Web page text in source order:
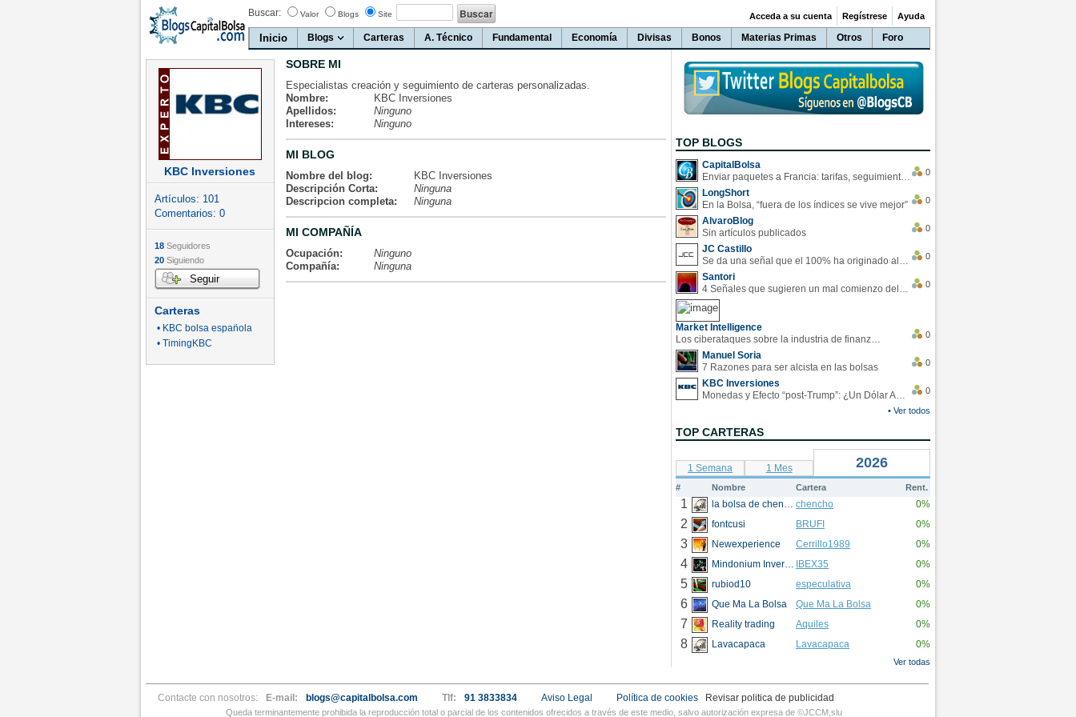
Buscar: Valor Blogs Site
Inicio Blogs Carteras A. Técnico Fundamental Economía Divisas Bonos Materias Primas Otros Foro
Acceda a su cuenta Regístrese Ayuda
KBC Inversiones
Artículos: 101
Comentarios: 0
18 Seguidores
20 Siguiendo
Seguir
Carteras
• KBC bolsa española
• TimingKBC
SOBRE MI
Especialistas creación y seguimiento de carteras personalizadas.
Nombre:
KBC Inversiones
Apellidos:
Ninguno
Intereses:
Ninguno
MI BLOG
Nombre del blog:
KBC Inversiones
Descripción Corta:
Ninguna
Descripcion completa:
Ninguna
MI COMPAÑÍA
Ocupación:
Ninguno
Compañía:
Ninguna
TOP BLOGS
CapitalBolsa
Enviar paquetes a Francia: tarifas, seguimiento y ventajas destacadas
0
LongShort
En la Bolsa, “fuera de los índices se vive mejor”
0
AlvaroBlog
Sin artículos publicados
0
JC Castillo
Se da una señal que el 100% ha originado alzas en las bolsas
0
Santori
4 Señales que sugieren un mal comienzo del 3T de la economía EEUU
0
Market Intelligence
Los ciberataques sobre la industria de finanzas se han duplicado este año
0
Manuel Soria
7 Razones para ser alcista en las bolsas
0
KBC Inversiones
Monedas y Efecto “post-Trump”: ¿Un Dólar Americano operando en rangos?
0
• Ver todos
TOP CARTERAS
1 Semana 1 Mes 2026
# Nombre Cartera Rent.
1 la bolsa de chencho chencho 0%
2 fontcusi BRUFI 0%
3 Newexperience Cerrillo1989 0%
4 Mindonium Inversions IBEX35 0%
5 rubiod10 especulativa 0%
6 Que Ma La Bolsa Que Ma La Bolsa 0%
7 Reality trading Aquiles 0%
8 Lavacapaca Lavacapaca 0%
Ver todas
Contacte con nosotros: E-mail: blogs@capitalbolsa.com Tlf: 91 3833834 Aviso Legal Revisar politica de publicidad
Política de cookies
Queda terminantemente prohibida la reproducción total o parcial de los contenidos ofrecidos a través de este medio, salvo autorización expresa de ©JCCM,slu